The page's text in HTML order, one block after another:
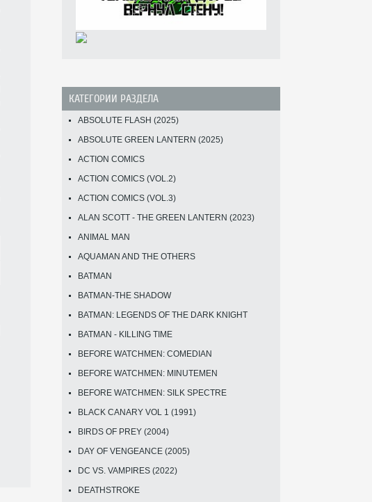
КАТЕГОРИИ РАЗДЕЛА
ABSOLUTE FLASH (2025)
ABSOLUTE GREEN LANTERN (2025)
ACTION COMICS
ACTION COMICS (VOL.2)
ACTION COMICS (VOL.3)
ALAN SCOTT - THE GREEN LANTERN (2023)
ANIMAL MAN
AQUAMAN AND THE OTHERS
BATMAN
BATMAN-THE SHADOW
BATMAN: LEGENDS OF THE DARK KNIGHT
BATMAN - KILLING TIME
BEFORE WATCHMEN: COMEDIAN
BEFORE WATCHMEN: MINUTEMEN
BEFORE WATCHMEN: SILK SPECTRE
BLACK CANARY VOL 1 (1991)
BIRDS OF PREY (2004)
DAY OF VENGEANCE (2005)
DC VS. VAMPIRES (2022)
DEATHSTROKE